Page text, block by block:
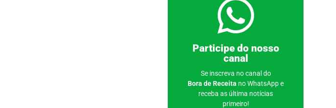
Participe do nosso
canal
Se inscreva no canal do
Bora de Receita no WhatsApp e
receba as última notícias
primeiro!
Clique aqui